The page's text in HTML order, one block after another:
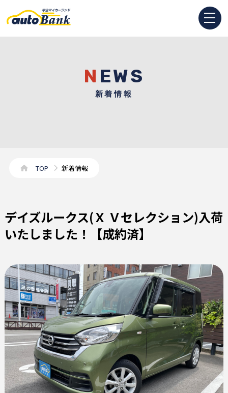
NEWS
新着情報
TOP 新着情報
デイズルークス(Ｘ Ｖセレクション)入荷
いたしました！【成約済】